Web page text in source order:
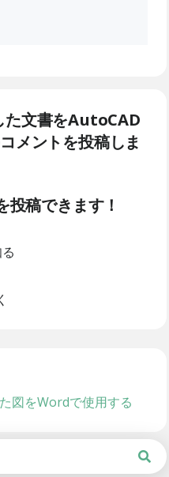
た文書をAutoCAD
メントを投稿しま
稿できます！
図をWordで使用する